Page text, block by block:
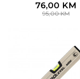
76,00 KM
95,00KM